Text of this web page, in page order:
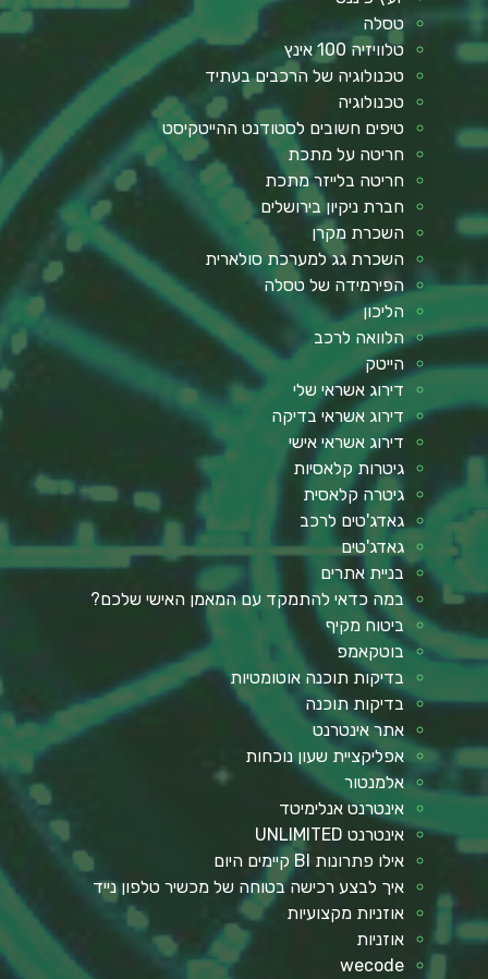
טסלה
טלוויזיה 100 אינץ
טכנולוגיה של הרכבים בעתיד
טכנולוגיה
טיפים חשובים לסטודנט ההייטקיסט
חריטה על מתכת
חריטה בלייזר מתכת
חברת ניקיון בירושלים
השכרת מקרן
השכרת גג למערכת סולארית
הפירמידה של טסלה
הליכון
הלוואה לרכב
הייטק
דירוג אשראי שלי
דירוג אשראי בדיקה
דירוג אשראי אישי
גיטרות קלאסיות
גיטרה קלאסית
גאדג'טים לרכב
גאדג'טים
בניית אתרים
במה כדאי להתמקד עם המאמן האישי שלכם?
ביטוח מקיף
בוטקאמפ
בדיקות תוכנה אוטומטיות
בדיקות תוכנה
אתר אינטרנט
אפליקציית שעון נוכחות
אלמנטור
אינטרנט אנלימיטד
אינטרנט UNLIMITED
אילו פתרונות BI קיימים היום
איך לבצע רכישה בטוחה של מכשיר טלפון נייד
אוזניות מקצועיות
אוזניות
wecode